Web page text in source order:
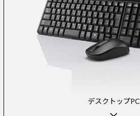
デスクトップPC